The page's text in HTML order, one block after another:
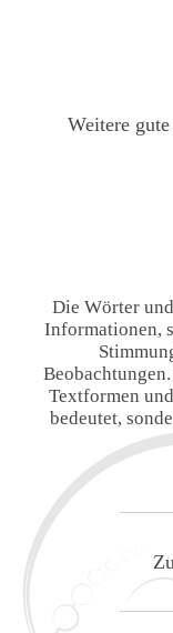
Weitere gute
Die Wörter
Informationen,
Textformen
bedeutet,